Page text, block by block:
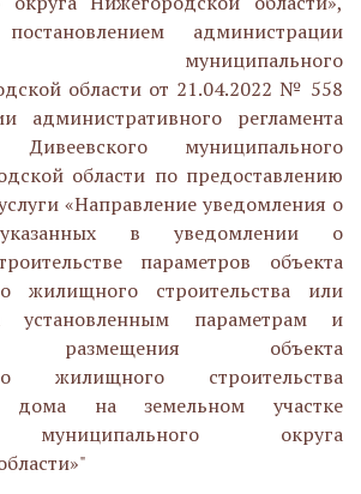
администрации
муниципального
области от 21.04.2022 № 558
административного регламента
Дивеевского муниципального
области по предоставлению
«Направление уведомления о
указанных в уведомлении о
параметров объекта
жилищного строительства или
установленным параметрам и
размещения объекта
жилищного строительства
дома на земельном участке
муниципального округа